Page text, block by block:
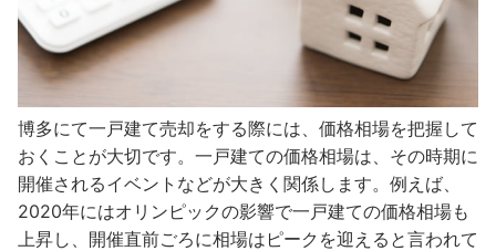
博多にて一戸建て売却をする際には、価格相場を把握して
おくことが大切です。一戸建ての価格相場は、その時期に
開催されるイベントなどが大きく関係します。例えば、
2020年にはオリンピックの影響で一戸建ての価格相場も
上昇し、開催直前ごろに相場はピークを迎えると言われて